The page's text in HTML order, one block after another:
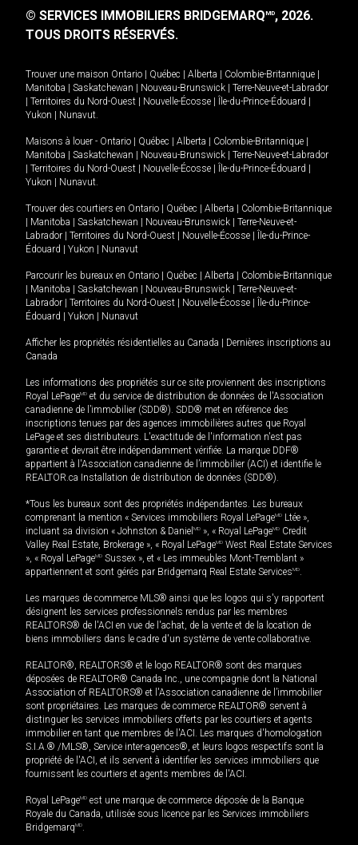
© SERVICES IMMOBILIERS BRIDGEMARQMD, 2026.
TOUS DROITS RÉSERVÉS.
Trouver une maison Ontario | Québec | Alberta | Colombie-Britannique |
Manitoba | Saskatchewan | Nouveau-Brunswick | Terre-Neuve-et-Labrador
| Territoires du Nord-Ouest | Nouvelle-Écosse | Île-du-Prince-Édouard |
Yukon | Nunavut
Maisons à louer - Ontario | Québec | Alberta | Colombie-Britannique |
Manitoba | Saskatchewan | Nouveau-Brunswick | Terre-Neuve-et-Labrador
| Territoires du Nord-Ouest | Nouvelle-Écosse | Île-du-Prince-Édouard |
Yukon | Nunavut
Trouver des courtiers en Ontario | Québec | Alberta | Colombie-Britannique
| Manitoba | Saskatchewan | Nouveau-Brunswick | Terre-Neuve-et-
Labrador | Territoires du Nord-Ouest | Nouvelle-Écosse | Île-du-Prince-
Édouard | Yukon | Nunavut
Parcourir les bureaux en Ontario | Québec | Alberta | Colombie-Britannique
| Manitoba | Saskatchewan | Nouveau-Brunswick | Terre-Neuve-et-
Labrador | Territoires du Nord-Ouest | Nouvelle-Écosse | Île-du-Prince-
Édouard | Yukon | Nunavut
Afficher les propriétés résidentielles au Canada | Dernières inscriptions au
Canada
Les informations des propriétés sur ce site proviennent des inscriptions
Royal LePageMD et du service de distribution de données de l'Association
canadienne de l’immobilier (SDD®). SDD® met en référence des
inscriptions tenues par des agences immobilières autres que Royal
LePage et ses distributeurs. L'exactitude de l'information n'est pas
garantie et devrait être indépendamment vérifiée. La marque DDF®
appartient à l'Association canadienne de l’immobilier (ACI) et identifie le
REALTOR.ca Installation de distribution de données (SDD®).
*Tous les bureaux sont des propriétés indépendantes. Les bureaux
comprenant la mention « Services immobiliers Royal LePageMD Ltée »,
incluant sa division « Johnston & Daniel MD », « Royal LePageMD Credit
Valley Real Estate, Brokerage », « Royal LePageMD West Real Estate Services
», « Royal LePageMD Sussex », et « Les immeubles Mont-Tremblant »
appartiennent et sont gérés par Bridgemarq Real Estate ServicesMD
Les marques de commerce MLS® ainsi que les logos qui s'y rapportent
désignent les services professionnels rendus par les membres
REALTORS® de l'ACI en vue de l'achat, de la vente et de la location de
biens immobiliers dans le cadre d'un système de vente collaborative.
REALTOR®, REALTORS® et le logo REALTOR® sont des marques
déposées de REALTOR® Canada Inc., une compagnie dont la National
Association of REALTORS® et l'Association canadienne de l’immobilier
sont propriétaires. Les marques de commerce REALTOR® servent à
distinguer les services immobiliers offerts par les courtiers et agents
immobilier en tant que membres de l'ACI. Les marques d'homologation
S.I.A.® /MLS®, Service inter-agences®, et leurs logos respectifs sont la
propriété de l'ACI, et ils servent à identifier les services immobiliers que
fournissent les courtiers et agents membres de l'ACI.
Royal LePageMD est une marque de commerce déposée de la Banque
Royale du Canada, utilisée sous licence par les Services immobiliers
BridgemarqMD